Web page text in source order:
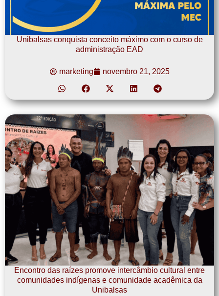
Unibalsas conquista conceito máximo com o curso de
administração EAD
marketing novembro 21, 2025
Encontro das raízes promove intercâmbio cultural entre
comunidades indígenas e comunidade acadêmica da
Unibalsas